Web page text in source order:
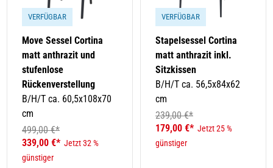
VERFÜGBAR
Move Sessel Cortina
matt anthrazit und
stufenlose
Rückenverstellung
B/H/T ca. 60,5x108x70
cm
499,00 €*
339,00 €* Jetzt 32 %
günstiger
VERFÜGBAR
Stapelsessel Cortina
matt anthrazit inkl.
Sitzkissen
B/H/T ca. 56,5x84x62
cm
239,00 €*
179,00 €* Jetzt 25 %
günstiger